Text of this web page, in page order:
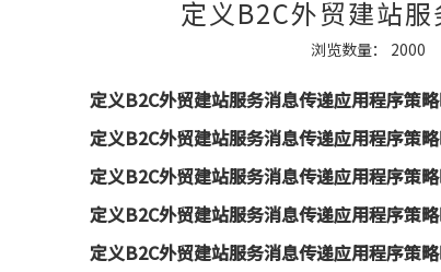
定义B2C外贸建站
浏览数量： 2000
定义B2C外贸建站服务消息传递应用程序策
定义B2C外贸建站服务消息传递应用程序策
定义B2C外贸建站服务消息传递应用程序策
定义B2C外贸建站服务消息传递应用程序策
定义B2C外贸建站服务消息传递应用程序策